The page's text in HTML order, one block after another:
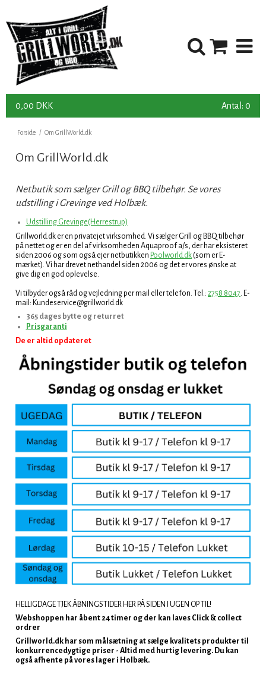
0,00 DKK Antal: 0
Forside / Om GrillWorld.dk
Om GrillWorld.dk
Netbutik som sælger Grill og BBQ tilbehør. Se vores
udstilling i Grevinge ved Holbæk.
Udstilling Grevinge(Herrestrup)
Grillworld.dk er en privatejet virksomhed. Vi sælger Grill og BBQ tilbehør
på nettet og er en del af virksomheden Aquaproof a/s, der har eksisteret
siden 2006 og som også ejer netbutikken Poolworld.dk (som er E-
mærket). Vi har drevet nethandel siden 2006 og det er vores ønske at
give dig en god oplevelse.
Vi tilbyder også råd og vejledning per mail eller telefon. Tel.: 2758 8047 . E-
mail: Kundeservice@grillworld.dk
365 dages bytte og returret
Prisgaranti
De er altid opdateret
HELLIGDAGE TJEK ÅBNINGSTIDER HER PÅ SIDEN I UGEN OP TIL!
Webshoppen har åbent 24 timer og der kan laves Click & collect
ordrer
Grillworld.dk har som målsætning at sælge kvalitets produkter til
konkurrencedygtige priser - Altid med hurtig levering. Du kan
også afhente på vores lager i Holbæk.